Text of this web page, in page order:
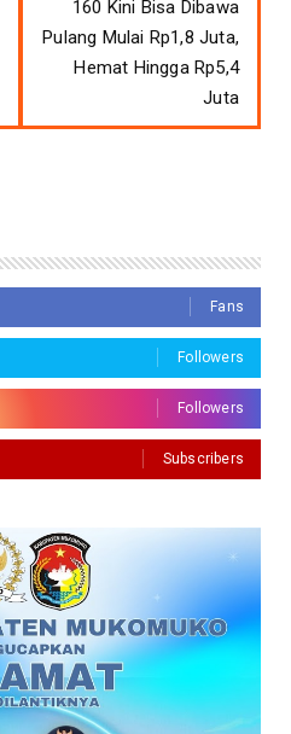
160 Kini Bisa Dibawa
Pulang Mulai Rp1,8 Juta,
Hemat Hingga Rp5,4
Juta
Fans
Followers
Followers
Subscribers